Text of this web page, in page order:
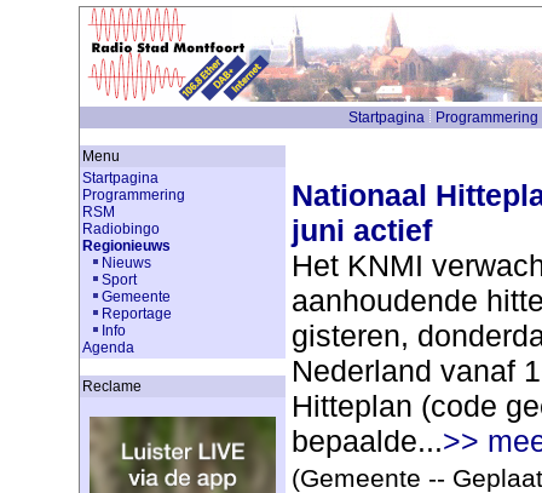
Startpagina Programmering
Menu
Startpagina
Programmering
RSM
Radiobingo
Regionieuws
Nieuws
Sport
Gemeente
Reportage
Info
Agenda
Reclame
Nationaal
juni actief
Het KNMI
aanhoudende
gisteren,
Nederland vanaf
Hitteplan (code
bepaalde...>>
(Gemeente --